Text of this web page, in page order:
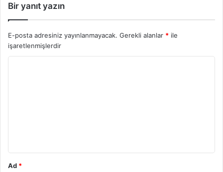
Bir yanıt yazın
E-posta adresiniz yayınlanmayacak. Gerekli alanlar * ile
işaretlenmişlerdir
Ad *